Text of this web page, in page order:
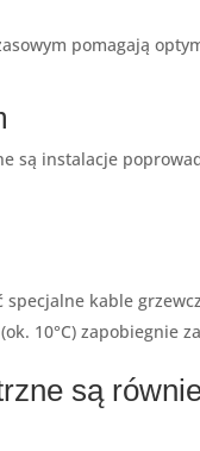
pomagają
są instalacje
specjalne kable
10°C) zapobiegnie
są